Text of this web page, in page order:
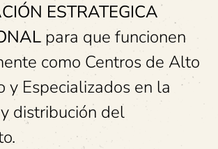
ESTRATEGICA
para que funcionen
como Centros de Alto
y Especializados en la
distribución del